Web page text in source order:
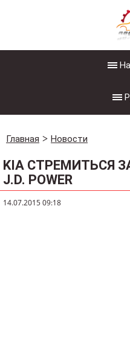
Главная Новости
KIA СТРЕМИТЬСЯ
J.D. POWER
14.07.2015 09:18